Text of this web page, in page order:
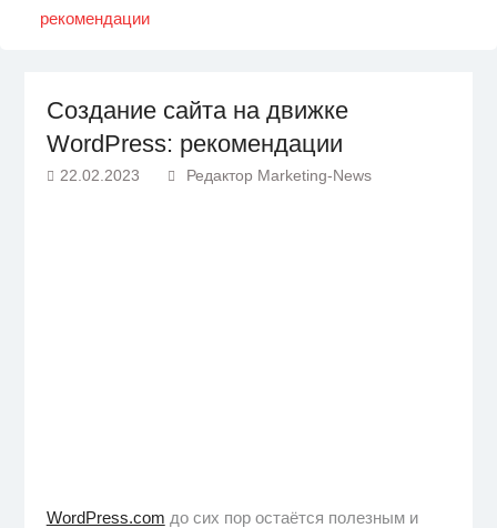
рекомендации
Создание сайта на движке
WordPress: рекомендации
22.02.2023 Редактор Marketing-News
WordPress.com до сих пор остаётся полезным и